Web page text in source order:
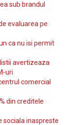
sub brandul
evaluarea pe
ca nu isi permit
avertizeaza
uri
comercial
din creditele
sociala inaspreste